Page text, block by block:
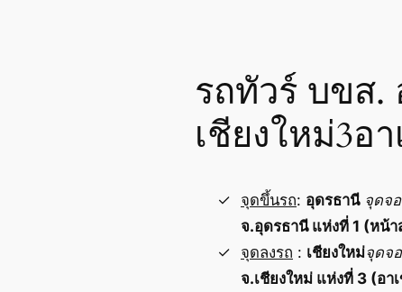
รถทัวร์ บขส.
เชียงใหม่3อ
จุดขึ้นรถ: อุดรธานี จุดจ
จ.อุดรธานี แห่งที่ 1 (หน้า
จุดลงรถ : เชียงใหม่จุดจ
จ.เชียงใหม่ แห่งที่ 3 (อา